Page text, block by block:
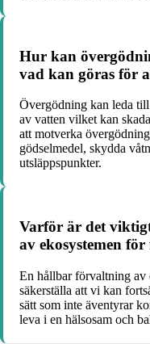
Hur kan
vad kan göras för
Övergödning kan leda
av vatten vilket kan
att motverka
gödselmedel, skydda
utsläppspunkter.
Varför är det
av ekosystemen
En hållbar förvaltning av
säkerställa att vi kan
sätt som inte äventyrar
leva i en hälsosam och